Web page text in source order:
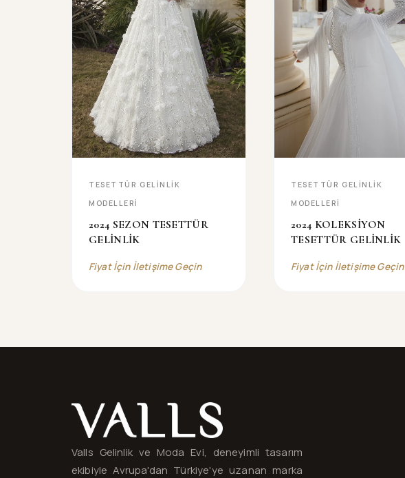
TESETTÜR GELİNLİK
MODELLERİ
2024 SEZON TESETTÜR
GELİNLİK
Fiyat İçin İletişime Geçin
TESETTÜR GELİNLİK
MODELLERİ
2024 KOLEKSİYON
TESETTÜR GELİNLİK
Fiyat İçin İletişime Geçin
Valls® — site haritası ve iletişim
Valls Gelinlik ve Moda Evi, deneyimli tasarım
ekibiyle Avrupa'dan Türkiye'ye uzanan marka